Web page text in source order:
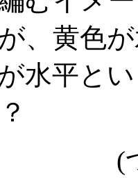
、黄色
水平と
(